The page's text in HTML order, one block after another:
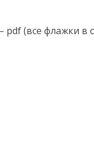
pdf (все флажки